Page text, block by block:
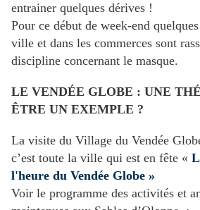
entrainer quelques dérives !
Pour ce début de week-end
ville et dans les commerces sont
discipline concernant le masque.
LE VENDÉE GLOBE : UNE
ÊTRE UN EXEMPLE ?
La visite du Village du Vendée
c’est toute la ville qui est en fête «
l'heure du Vendée Globe »
Voir le programme des activités et